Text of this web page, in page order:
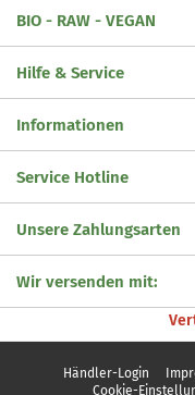
BIO - RAW - VEGAN
Hilfe & Service
Informationen
Service Hotline
Unsere Zahlungsarten
Wir versenden mit:
Händler-Login
Cookie-